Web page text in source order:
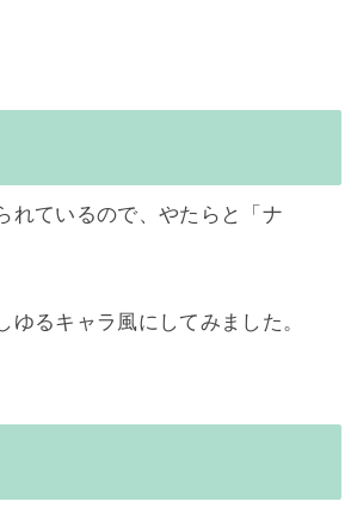
れているので、やたらと「ナ
るキャラ風にしてみました。